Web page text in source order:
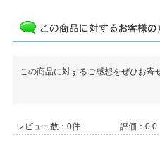
この商品に対するご感想をぜひお寄
レビュー数：0件 評価：0.0